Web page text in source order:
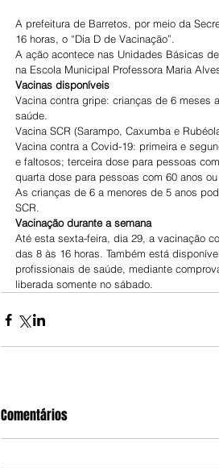
A prefeitura de Barretos, por meio da
16 horas, o “Dia D de Vacinação”.
A ação acontece nas Unidades Básicas
na Escola Municipal Professora Maria
Vacinas disponíveis
Vacina contra gripe: crianças de 6 meses
saúde.
Vacina SCR (Sarampo, Caxumba e
Vacina contra a Covid-19: primeira e
e faltosos; terceira dose para pessoas
quarta dose para pessoas com 60 anos
As crianças de 6 a menores de 5 anos
SCR.
Vacinação durante a semana
Até esta sexta-feira, dia 29, a vacinação
das 8 às 16 horas. Também está
profissionais de saúde, mediante
liberada somente no sábado.
Comentários